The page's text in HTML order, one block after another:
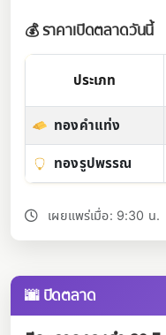
💰 ราคาเปิดตลาดวันนี้
ประเภท
ทองคำแท่ง
ทองรูปพรรณ
เผยแพร่เมื่อ: 9:30 น.
🌆 ปิดตลาด